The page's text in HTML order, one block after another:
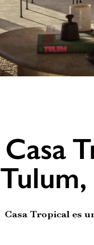
Casa
Casa Tropical es